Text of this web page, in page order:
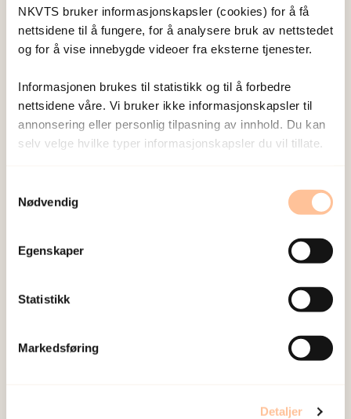
NKVTS bruker informasjonskapsler (cookies) for å få
nettsidene til å fungere, for å analysere bruk av nettstedet
og for å vise innebygde videoer fra eksterne tjenester.
Informasjonen brukes til statistikk og til å forbedre
nettsidene våre. Vi bruker ikke informasjonskapsler til
annonsering eller personlig tilpasning av innhold. Du kan
selv velge hvilke typer informasjonskapsler du vil tillate.
Nødvendig
Egenskaper
Statistikk
Markedsføring
Detaljer
Coronavirus: consejos para padres en situaciones
vulnerables
adolescentes en situaciones vulnerables